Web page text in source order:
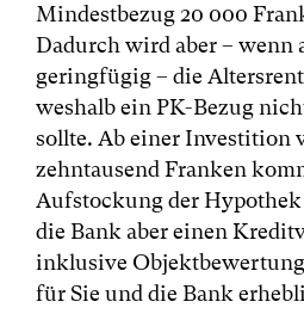
Mindestbezug 20 000
Dadurch wird aber – wenn
geringfügig – die
weshalb ein PK-Bezug
sollte. Ab einer Investition
zehntausend Franken
Aufstockung der
die Bank aber einen
inklusive
für Sie und die Bank